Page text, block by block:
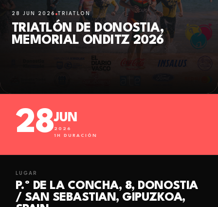
28 JUN 2026 TRIATLÓN
TRIATLÓN DE DONOSTIA,
MEMORIAL ONDITZ 2026
28JUN
2026
1H DURACIÓN
LUGAR
P.º DE LA CONCHA, 8, DONOSTIA
/ SAN SEBASTIAN, GIPUZKOA,